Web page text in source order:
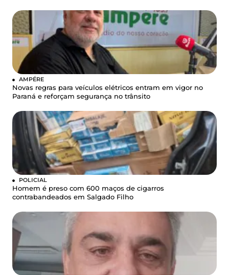
AMPÉRE
Novas regras para veículos elétricos entram em vigor no
Paraná e reforçam segurança no trânsito
POLICIAL
Homem é preso com 600 maços de cigarros
contrabandeados em Salgado Filho